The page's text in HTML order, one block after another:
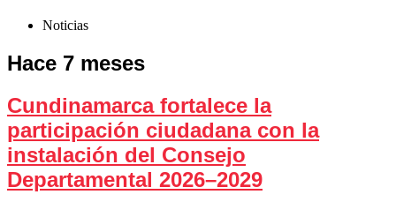
Noticias
Hace 7 meses
Cundinamarca fortalece la
participación ciudadana con la
instalación del Consejo
Departamental 2026–2029